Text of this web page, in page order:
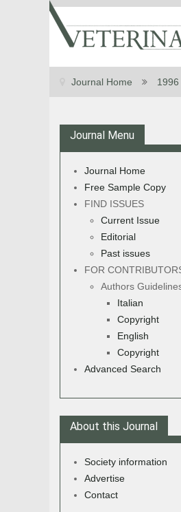
Journal Home 1996
Journal Menu
Journal Home
Free Sample Copy
FIND ISSUES
Current Issue
Editorial
Past issues
FOR
Authors
Italian
Copyright
English
Copyright
Advanced Search
About this Journal
Society information
Advertise
Contact